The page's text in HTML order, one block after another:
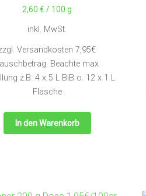
2,60€ / 100 g
inkl. MwSt.
Versandkosten 7,95€
Beachte max.
z.B. 4 x 5 L BiB o. 12 x 1 L
Flasche
In den Warenkorb